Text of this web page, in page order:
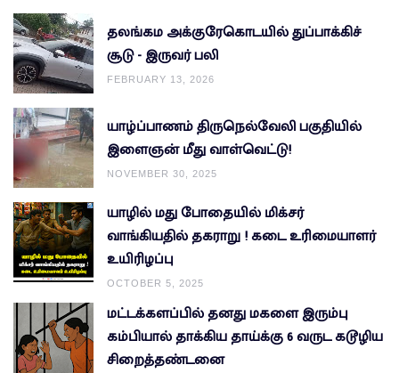
தலங்கம அக்குரேகொடயில் துப்பாக்கிச்
சூடு - இருவர் பலி
FEBRUARY 13, 2026
யாழ்ப்பாணம் திருநெல்வேலி பகுதியில்
இளைஞன் மீது வாள்வெட்டு!
NOVEMBER 30, 2025
யாழில் மது போதையில் மிக்சர்
வாங்கியதில் தகராறு ! கடை உரிமையாளர்
உயிரிழப்பு
OCTOBER 5, 2025
மட்டக்களப்பில் தனது மகளை இரும்பு
கம்பியால் தாக்கிய தாய்க்கு 6 வருட கடூழிய
சிறைத்தண்டனை